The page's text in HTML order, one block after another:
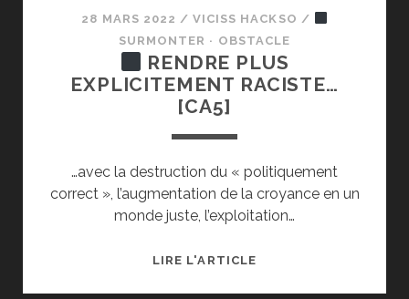
28 MARS 2022 /VICISS HACKSO /
SURMONTER · OBSTACLE
RENDRE PLUS
EXPLICITEMENT RACISTE…
[CA5]
…avec la destruction du « politiquement
correct », l’augmentation de la croyance en un
monde juste, l’exploitation…
LIRE L'ARTICLE